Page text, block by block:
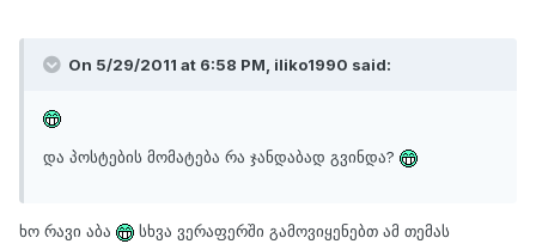
On 5/29/2011 at 6:58 PM, iliko1990 said:
და პოსტების მომატება რა ჯანდაბად გვინდა?
ხო რავი აბა
სხვა ვერაფერში გამოვიყენებთ ამ თემას